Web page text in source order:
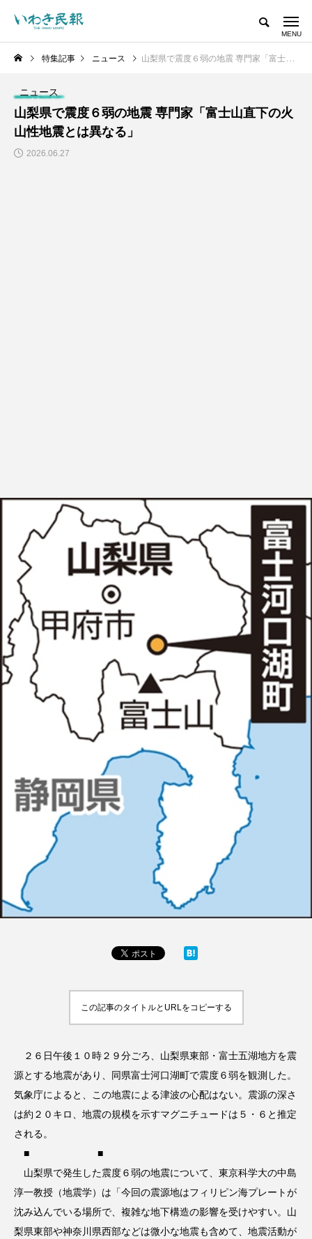
特集記事 ニュース 山梨県で震度６弱の地震 専門家「富士山直下の火山性地震とは異なる」
ニュース
山梨県で震度６弱の地震 専門家「富士山直下の火
山性地震とは異なる」
2026.06.27
この記事のタイトルとURLをコピーする
２６日午後１０時２９分ごろ、山梨県東部・富士五湖地方を震
源とする地震があり、同県富士河口湖町で震度６弱を観測した。
気象庁によると、この地震による津波の心配はない。震源の深さ
は約２０キロ、地震の規模を示すマグニチュードは５・６と推定
される。
■ ■
山梨県で発生した震度６弱の地震について、東京科学大の中島
淳一教授（地震学）は「今回の震源地はフィリピン海プレートが
沈み込んでいる場所で、複雑な地下構造の影響を受けやすい。山
梨県東部や神奈川県西部などは微小な地震も含めて、地震活動が